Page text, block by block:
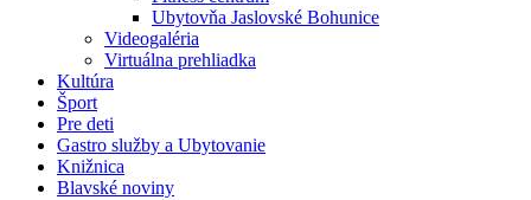
Ubytovňa Jaslovské Bohunice
Videogaléria
Virtuálna prehliadka
Kultúra
Šport
Pre deti
Gastro služby a Ubytovanie
Knižnica
Blavské noviny